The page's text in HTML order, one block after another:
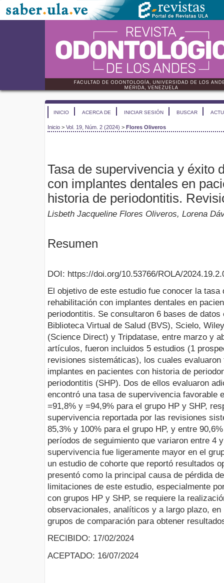
INICIO ACERCA DE INICIAR SESIÓN BUSCAR
Inicio > Vol. 19, Núm. 2 (2024) > Flores Oliveros
Tasa de supervivencia y éxito
con implantes dentales en
historia de periodontitis.
Lisbeth Jacqueline Flores Oliveros, Lorena
Resumen
DOI: https://doi.org/10.53766/ROLA/
El objetivo de este estudio fue conocer la
rehabilitación con implantes dentales en
periodontitis. Se consultaron 6 bases de
Biblioteca Virtual de Salud (BVS), Scielo,
(Science Direct) y Tripdatase, entre marzo y
artículos, fueron incluidos 5 estudios (1
revisiones sistemáticas), los cuales
implantes en pacientes con historia de
periodontitis (SHP). Dos de ellos evaluaron
encontró una tasa de supervivencia favorable
=91,8% y =94,9% para el grupo HP y SHP,
supervivencia reportada por las revisiones
85,3% y 100% para el grupo HP, y entre
períodos de seguimiento que variaron entre 4
supervivencia fue ligeramente mayor en el
un estudio de cohorte que reportó resultados
presentó como la principal causa de pérdida
limitaciones de este estudio, especialmente
con grupos HP y SHP, se requiere la
observacionales, analíticos y a largo plazo,
grupos de comparación para obtener
RECIBIDO: 17/02/2024
ACEPTADO: 16/07/2024